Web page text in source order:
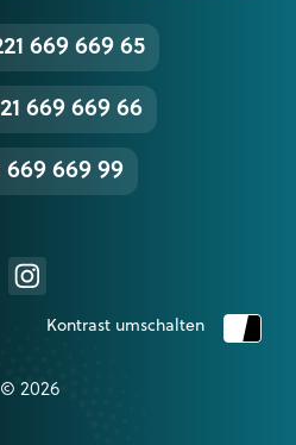
669 669 65
669 669 66
669 669 99
Kontrast umschalten
© 2026